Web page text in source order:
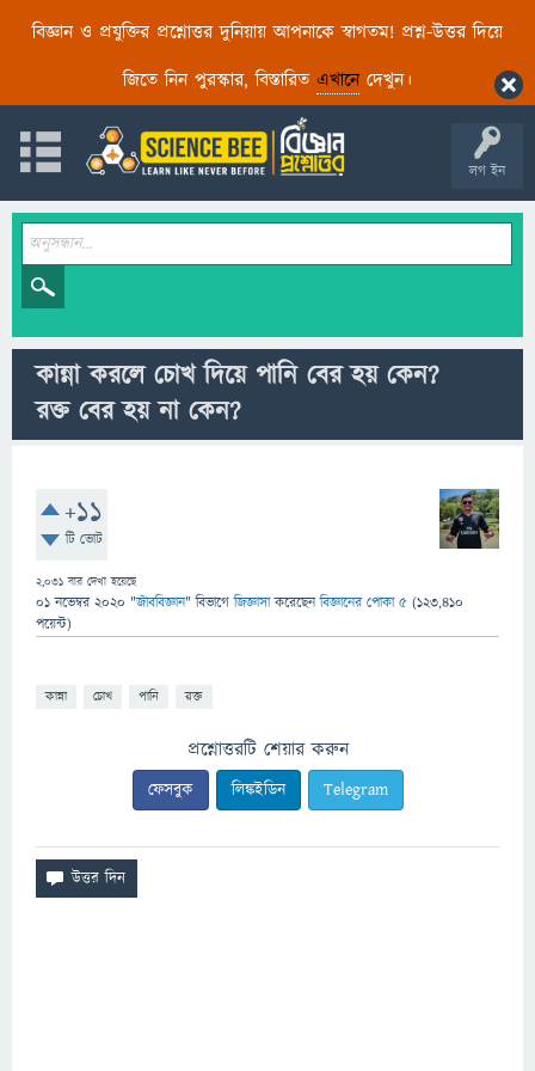
বিজ্ঞান ও প্রযুক্তির প্রশ্নোত্তর দুনিয়ায় আপনাকে স্বাগতম! প্রশ্ন-উত্তর দিয়ে
জিতে নিন পুরস্কার, বিস্তারিত এখানেদেখুন।
লগ ইন
কান্না করলে চোখ দিয়ে পানি বের হয় কেন?
রক্ত বের হয় না কেন?
+11
টি ভোট
2,031 বার দেখা হয়েছে
01 নভেম্বর 2020 "জীববিজ্ঞান" বিভাগে জিজ্ঞাসাকরেছেনবিজ্ঞানের পোকা ৫ (123,410
পয়েন্ট)
কান্না চোখ পানি রক্ত
প্রশ্নোত্তরটি শেয়ার করুন
ফেসবুক লিঙ্কইডিন Telegram